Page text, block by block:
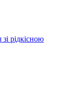
рідкісною